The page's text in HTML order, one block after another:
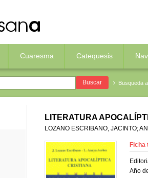
Cuaresma Catequesis
Busqueda
LITERATURA
LOZANO ESCRIBANO, JACINTO;
Ficha
Año